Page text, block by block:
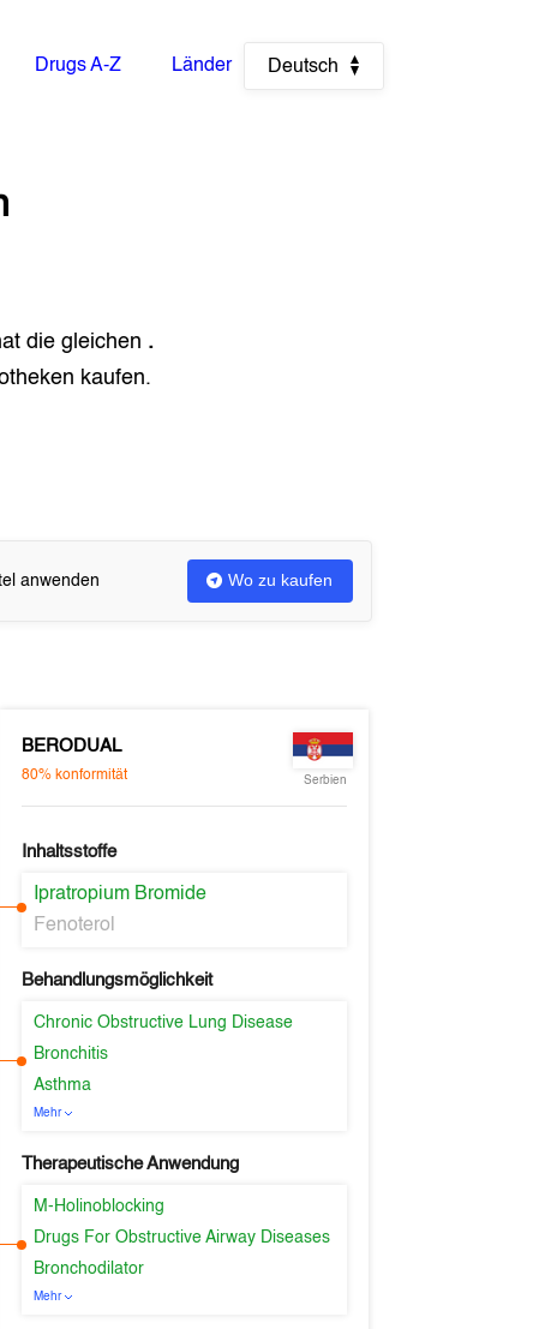
Drugs A-Z Länder Deutsch
die gleichen .
kaufen.
anwenden Wo zu kaufen
BERODUAL
80% konformität Serbien
Inhaltsstoffe
Ipratropium Bromide
Fenoterol
Behandlungsmöglichkeit
Chronic Obstructive Lung Disease
Bronchitis
Asthma
Mehr
Therapeutische Anwendung
M-Holinoblocking
Drugs For Obstructive Airway Diseases
Bronchodilator
Mehr